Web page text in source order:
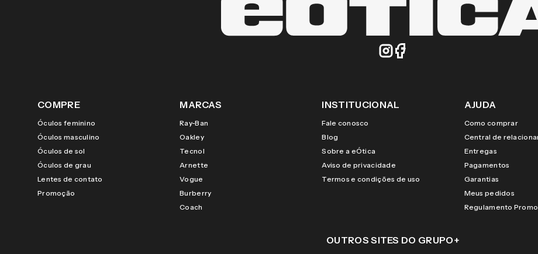
COMPRE
Óculos feminino
Óculos masculino
Óculos de sol
Óculos de grau
Lentes de contato
Promoção
MARCAS
Ray-Ban
Oakley
Tecnol
Arnette
Vogue
Burberry
Coach
INSTITUCIONAL
Fale conosco
Blog
Sobre a eÓtica
Aviso de privacidade
Termos e condições de uso
AJUDA
Como comprar
Central de
Entregas
Pagamentos
Garantias
Meus pedidos
Regulamento
OUTROS SITES DO GRUPO+